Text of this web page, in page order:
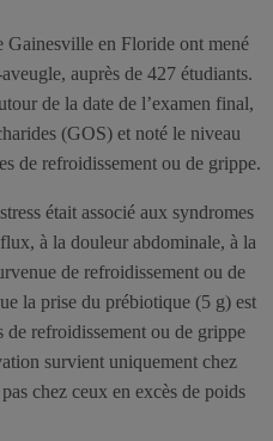
Gainesville en Floride ont mené
auprès de 427 étudiants.
de la date de l’examen final,
(GOS) et noté le niveau
de refroidissement ou de grippe.
était associé aux syndromes
à la douleur abdominale, à la
de refroidissement ou de
la prise du prébiotique (5 g) est
de refroidissement ou de grippe
survient uniquement chez
chez ceux en excès de poids